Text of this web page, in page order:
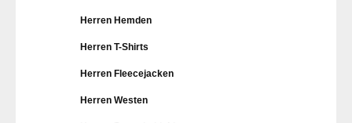
Herren Hemden
Herren T-Shirts
Herren Fleecejacken
Herren Westen